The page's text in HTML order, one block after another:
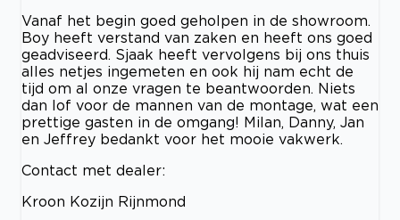
Vanaf het begin goed geholpen in de showroom.
Boy heeft verstand van zaken en heeft ons goed
geadviseerd. Sjaak heeft vervolgens bij ons thuis
alles netjes ingemeten en ook hij nam echt de
tijd om al onze vragen te beantwoorden. Niets
dan lof voor de mannen van de montage, wat een
prettige gasten in de omgang! Milan, Danny, Jan
en Jeffrey bedankt voor het mooie vakwerk.
Contact met dealer:
Kroon Kozijn Rijnmond